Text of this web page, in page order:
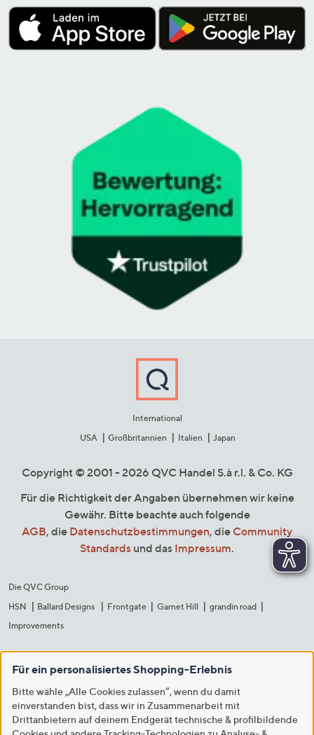
International
USA
Großbritannien Italien Japan
Copyright © 2001 - 2026 QVC Handel S.à r.l. & Co. KG
Für die Richtigkeit der Angaben übernehmen wir keine
Gewähr. Bitte beachte auch folgende
AGB, die Datenschutzbestimmungen, die Community
Standards und das Impressum.
Die QVC Group
HSN
Ballard Designs Frontgate Garnet Hill
grandin road
Improvements
Für ein personalisiertes Shopping-Erlebnis
Bitte wähle „Alle Cookies zulassen“, wenn du damit
einverstanden bist, dass wir in Zusammenarbeit mit
Drittanbietern auf deinem Endgerät technische & profilbildende